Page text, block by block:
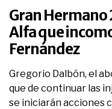
Gran Hermano
Alfa que
Fernández
Gregorio Dalbón, el
que de continuar las
se iniciarán acciones